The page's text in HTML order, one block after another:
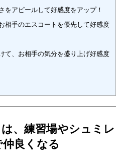
をアピールして好感度をアップ！
相手のエスコートを優先して好感度
て、お相手の気分を盛り上げ好感度
、練習場やシュミレ
良くなる